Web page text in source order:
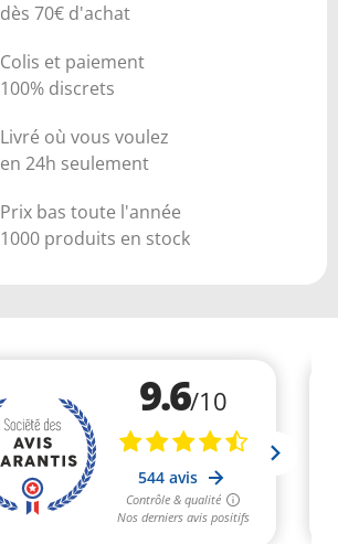
dès 70€ d'achat
Colis et paiement
100% discrets
Livré où vous voulez
en 24h seulement
Prix bas toute l'année
1000 produits en stock